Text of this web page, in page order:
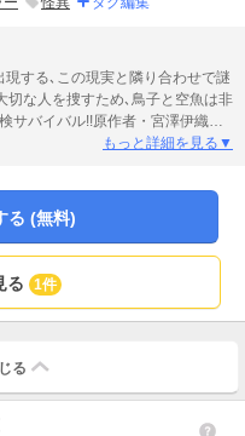
する､この現実と隣り合わせで謎
切な人を捜すため､鳥子と空魚は非
サバイバル!!原作者・宮澤伊織氏
巻は第１～５話を収録した合計
もっと詳細を見る▼
る (無料)
る 1件
る